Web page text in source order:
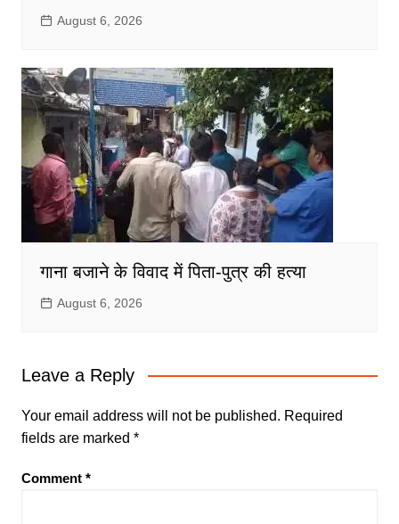
August 6, 2026
गाना बजाने के विवाद में पिता-पुत्र की हत्या
August 6, 2026
Leave a Reply
Your email address will not be published. Required
fields are marked *
Comment *